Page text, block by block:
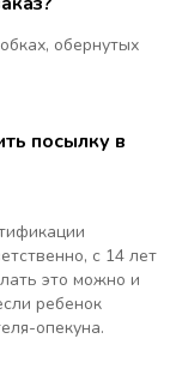
обернутых
посылку в
с 14 лет
это можно и
ребенок
опекуна.